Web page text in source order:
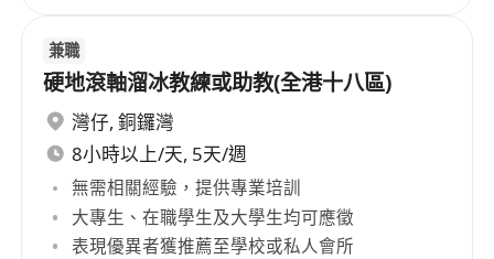
兼職
硬地滾軸溜冰教練或助教(全港十八區)
灣仔, 銅鑼灣
8小時以上/天, 5天/週
無需相關經驗，提供專業培訓
大專生、在職學生及大學生均可應徵
表現優異者獲推薦至學校或私人會所